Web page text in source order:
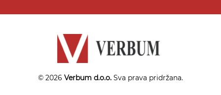
© 2026 Verbum d.o.o. Sva prava pridržana.